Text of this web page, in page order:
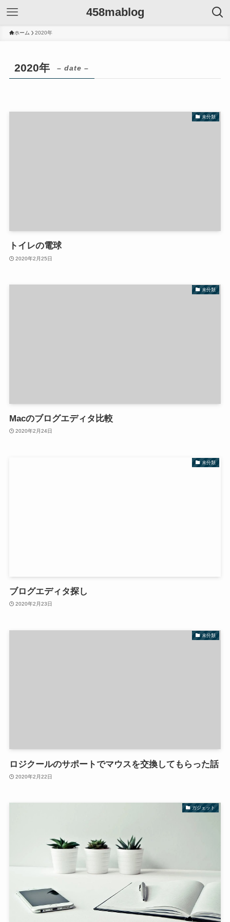
458mablog
ホーム 2020年
2020年 – date –
未分類
トイレの電球
2020年2月25日
未分類
Macのブログエディタ比較
2020年2月24日
未分類
ブログエディタ探し
2020年2月23日
未分類
ロジクールのサポートでマウスを交換してもらった話
2020年2月22日
ガジェット